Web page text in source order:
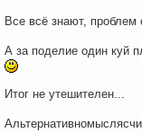
Все всё знают,
А за поделие один куй
Итог не утешителен...